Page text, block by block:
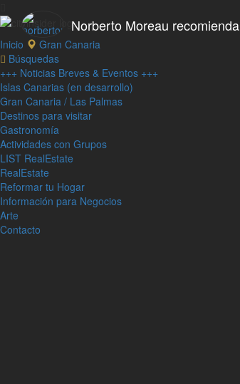
Norberto Moreau recomienda
Inicio
Gran Canaria
Búsquedas
+++ Noticias Breves & Eventos +++
Islas Canarias (en desarrollo)
Gran Canaria / Las Palmas
Destinos para visitar
Gastronomía
Actividades con Grupos
LIST RealEstate
RealEstate
Reformar tu Hogar
Información para Negocios
Arte
Contacto